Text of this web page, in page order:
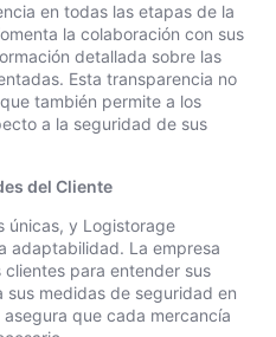
en todas las etapas de la
la colaboración con sus
detallada sobre las
Esta transparencia no
también permite a los
a la seguridad de sus
del Cliente
únicas, y Logistorage
adaptabilidad. La empresa
para entender sus
medidas de seguridad en
que cada mercancía